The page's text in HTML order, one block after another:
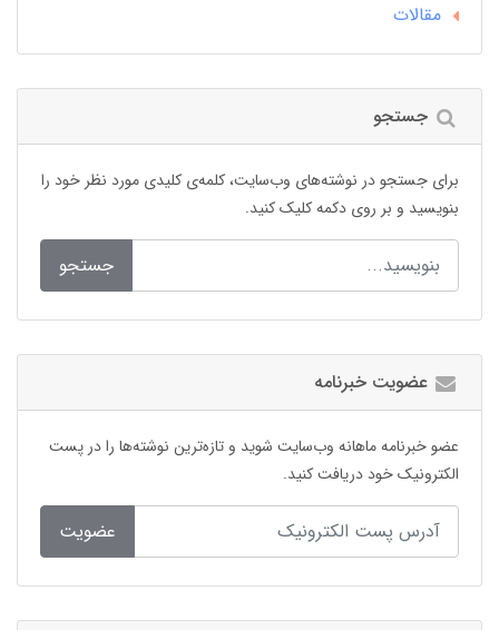
مقالات
جستجو
برای جستجو در نوشته‌های وب‌سایت، کلمه‌ی کلیدی مورد نظر خود را
بنویسید و بر روی دکمه کلیک کنید.
جستجو
عضویت خبرنامه
عضو خبرنامه ماهانه وب‌سایت شوید و تازه‌ترین نوشته‌ها را در پست
الکترونیک خود دریافت کنید.
عضویت